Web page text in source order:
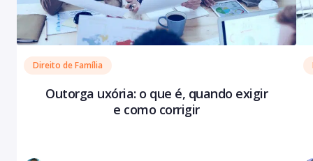
Direito de Família
Outorga uxória: o que é, quando exigir
e como corrigir